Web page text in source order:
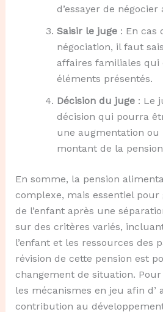
d’essayer de
Saisir le juge: En cas
négociation, il faut
affaires familiales qui
éléments présentés.
Décision du juge: Le
décision qui pourra
une augmentation
montant de la
En somme, la pension
complexe, mais essentiel
de l’enfant après une
sur des critères variés,
l’enfant et les ressources des
révision de cette pension est
changement de situation.
les mécanismes en jeu afin d’
contribution au